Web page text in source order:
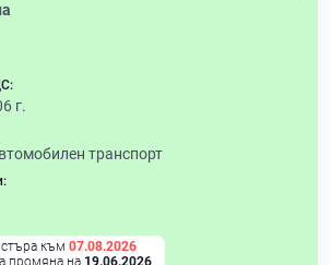
г.
транспорт
към 07.08.2026
промяна на 19.06.2026